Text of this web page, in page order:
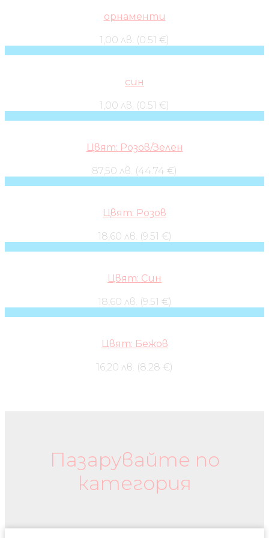
орнаменти
1,00 лв. (0.51 €)
син
1,00 лв. (0.51 €)
Цвят: Розов/Зелен
87,50 лв. (44.74 €)
Цвят: Розов
18,60 лв. (9.51 €)
Цвят: Син
18,60 лв. (9.51 €)
Цвят: Бежов
16,20 лв. (8.28 €)
Пазарувайте по
категория